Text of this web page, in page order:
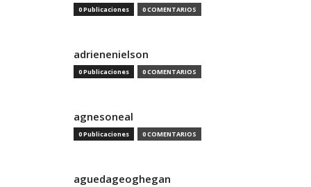
0 Publicaciones 0 COMENTARIOS
adrienenielson
0 Publicaciones 0 COMENTARIOS
agnesoneal
0 Publicaciones 0 COMENTARIOS
aguedageoghegan